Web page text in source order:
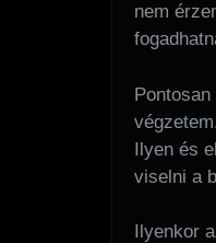
nem
Ilyen és
viselni a
Ilyenkor